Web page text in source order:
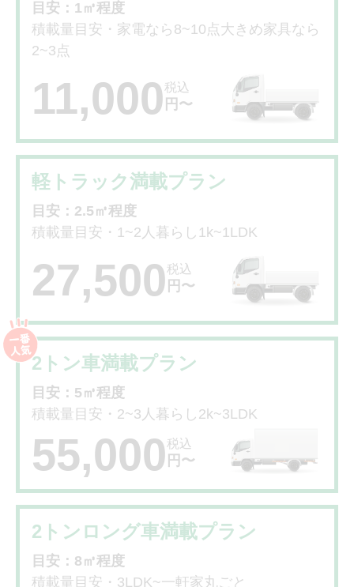
目安：1㎥程度
積載量目安・家電なら8~10点大きめ家具なら
2~3点
11,000税込
円〜
軽トラック満載プラン
目安：2.5㎥程度
積載量目安・1~2人暮らし1k~1LDK
27,500税込
円〜
2トン車満載プラン
目安：5㎥程度
積載量目安・2~3人暮らし2k~3LDK
55,000税込
円〜
2トンロング車満載プラン
目安：8㎥程度
積載量目安・3LDK~一軒家丸ごと